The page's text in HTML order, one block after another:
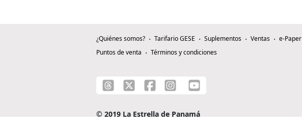
¿Quiénes somos? Tarifario GESE Suplementos Ventas
e-Paper
Puntos de venta
Términos y condiciones
© 2019 La Estrella de Panamá